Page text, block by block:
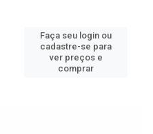
Faça seu login ou
cadastre-se para
ver preços e
comprar